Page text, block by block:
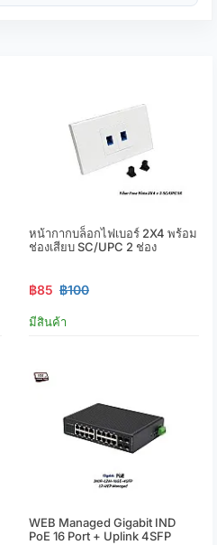
หน้ากากบล็อกไฟเบอร์ 2X4 พร้อม
ช่องเสียบ SC/UPC 2 ช่อง
฿85 ฿100
มีสินค้า
WEB Managed Gigabit IND
PoE 16 Port + Uplink 4SFP